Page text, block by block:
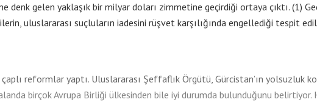
denk gelen yaklaşık bir milyar doları zimmetine geçirdiği ortaya çıktı. (1)
uluslararası suçluların iadesini rüşvet karşılığında engellediği tespit
reformlar yaptı. Uluslararası Şeffaflık Örgütü, Gürcistan’ın yolsuzluk
birçok Avrupa Birliği ülkesinden bile iyi durumda bulunduğunu belirtiyor.